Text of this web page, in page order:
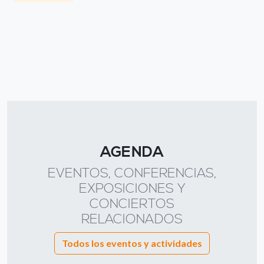
AGENDA
EVENTOS, CONFERENCIAS,
EXPOSICIONES Y
CONCIERTOS
RELACIONADOS
Todos los eventos y actividades